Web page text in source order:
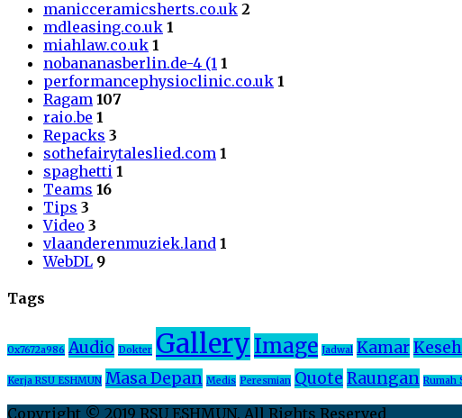
manicceramicsherts.co.uk 2
mdleasing.co.uk 1
miahlaw.co.uk 1
nobananasberlin.de-4 (1 1
performancephysioclinic.co.uk 1
Ragam 107
raio.be 1
Repacks 3
sothefairytaleslied.com 1
spaghetti 1
Teams 16
Tips 3
Video 3
vlaanderenmuziek.land 1
WebDL 9
Tags
0x7672a986 Audio Dokter Gallery Image Jadwal Kamar
Kerja RSU ESHMUN Masa Depan Medis Peresmian Quote Raungan Rumah
Copyright © 2019 RSU ESHMUN. All Rights Reserved